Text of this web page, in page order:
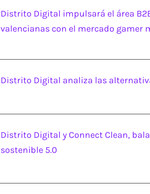
Distrito Digital impulsará el área
valencianas con el mercado gamer
Distrito Digital analiza las
Distrito Digital y Connect Clean,
sostenible 5.0